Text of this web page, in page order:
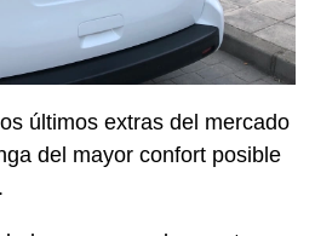
últimos extras del mercado
del mayor confort posible